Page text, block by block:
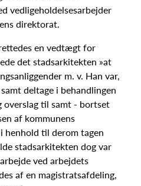
vedligeholdelsesarbejder
direktorat.
en vedtægt for
det stadsarkitekten »at
m. v. Han var,
deltage i behandlingen
overslag til samt - bortset
af kommunens
henhold til derom tagen
stadsarkitekten dog var
ved arbejdets
af en magistratsafdeling,